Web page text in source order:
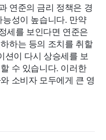
연준의 금리 정책은 경
성이 높습니다. 만약
세를 보인다면 연준은
하는 등의 조치를 취할
션이 다시 상승세를 보
수 있습니다. 이러한
소비자 모두에게 큰 영